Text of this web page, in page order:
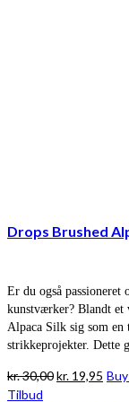
Drops Brushed
Er du også
kunstværker? Blandt et
Alpaca Silk sig som
strikkeprojekter. Dette
kr.30,00Den
kr. 19,95 Den
Tilbud